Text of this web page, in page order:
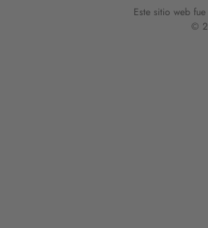
Este sitio web
©